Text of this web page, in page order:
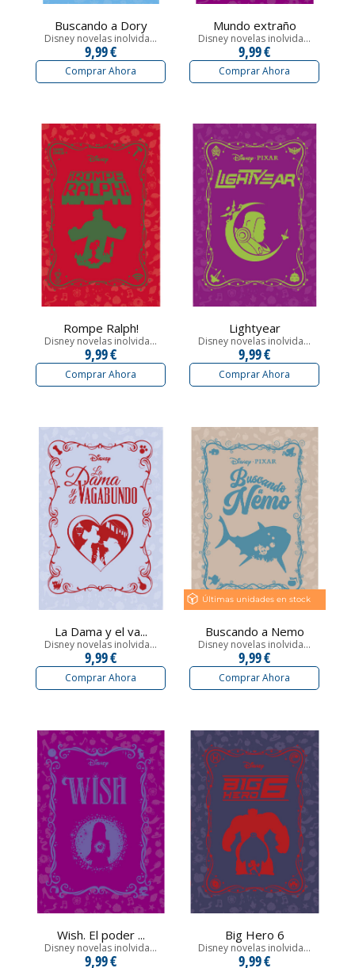
Buscando a Dory
Disney novelas inolvida...
9,99 €
Comprar Ahora
Mundo extraño
Disney novelas inolvida...
9,99 €
Comprar Ahora
Rompe Ralph!
Disney novelas inolvida...
9,99 €
Comprar Ahora
Lightyear
Disney novelas inolvida...
9,99 €
Comprar Ahora
La Dama y el va...
Disney novelas inolvida...
9,99 €
Comprar Ahora
Últimas unidades en stock
Buscando a Nemo
Disney novelas inolvida...
9,99 €
Comprar Ahora
Wish. El poder ...
Disney novelas inolvida...
9,99 €
Big Hero 6
Disney novelas inolvida...
9,99 €